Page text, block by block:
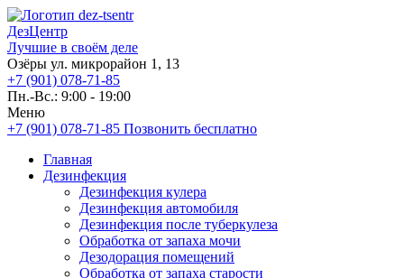
ДезЦентр
Лучшие в своём деле
Озёры ул. микрорайон 1, 13
+7 (901) 078-71-85
Пн.-Вс.: 9:00 - 19:00
Меню
+7 (901) 078-71-85 Позвонить бесплатно
Главная
Дезинфекция
Дезинфекция кулера
Дезинфекция автомобиля
Дезинфекция после туберкулеза
Обработка от запаха мочи
Дезодорация помещений
Обработка от запаха старости